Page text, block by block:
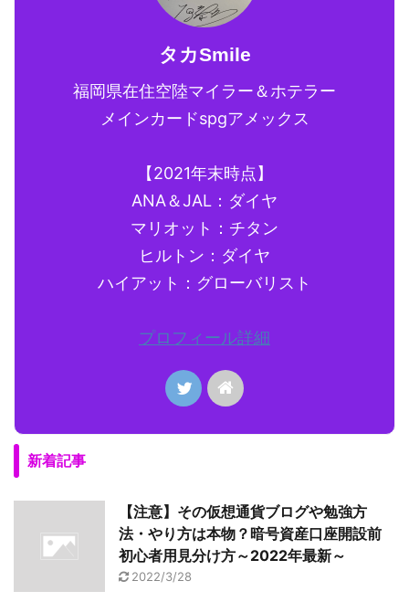
タカSmile
福岡県在住空陸マイラー＆ホテラー
メインカードspgアメックス
【2021年末時点】
ANA＆JAL：ダイヤ
マリオット：チタン
ヒルトン：ダイヤ
ハイアット：グローバリスト
プロフィール詳細
新着記事
【注意】その仮想通貨ブログや勉強方
法・やり方は本物？暗号資産口座開設前
初心者用見分け方～2022年最新～
2022/3/28